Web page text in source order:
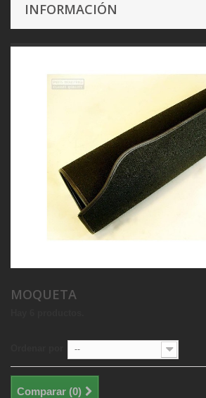
INFORMACIÓN
MOQUETA
--
Comparar (0)